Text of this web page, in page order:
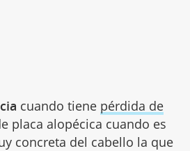
cuando tiene pérdida de
placa alopécica cuando es
concreta del cabello la que